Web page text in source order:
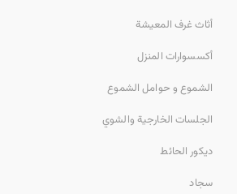
أثاث غرف المعيشة
أكسسوارات المنزل
الشموع و حوامل الشموع
الجلسات الخارجية والشوي
ديكور الحائط
سجاد